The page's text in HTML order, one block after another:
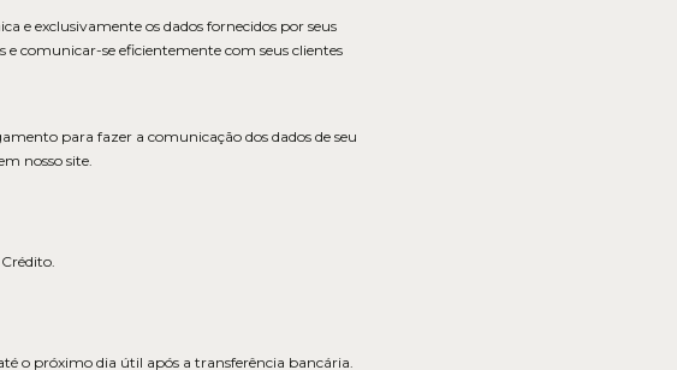
e exclusivamente os dados fornecidos por seus
comunicar-se eficientemente com seus clientes
para fazer a comunicação dos dados de seu
nosso site.
o próximo dia útil após a transferência bancária.